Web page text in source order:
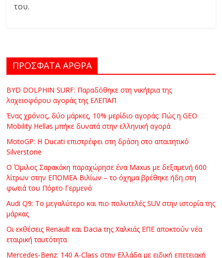
του.
ΠΡΟΣΦΑΤΑ ΑΡΘΡΑ
BYD DOLPHIN SURF: Παραδόθηκε στη νικήτρια της
λαχειοφόρου αγοράς της ΕΛΕΠΑΠ
Ένας χρόνος, δύο μάρκες, 10% μερίδιο αγοράς: Πώς η GEO
Mobility Hellas μπήκε δυνατά στην ελληνική αγορά
MotoGP: Η Ducati επιστρέφει στη δράση στο απαιτητικό
Silverstone
Ο Όμιλος Σαρακάκη παραχώρησε ένα Maxus με δεξαμενή 600
λίτρων στην ΕΠΟΜΕΑ Βιλίων – το όχημα βρέθηκε ήδη στη
φωτιά του Πόρτο Γερμενό
Audi Q9: Το μεγαλύτερο και πιο πολυτελές SUV στην ιστορία της
μάρκας
Οι εκθέσεις Renault και Dacia της Χαλκιάς ΕΠΕ αποκτούν νέα
εταιρική ταυτότητα
Mercedes-Benz: 140 A-Class στην Ελλάδα με ειδική επετειακή